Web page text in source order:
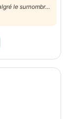
le surnombre